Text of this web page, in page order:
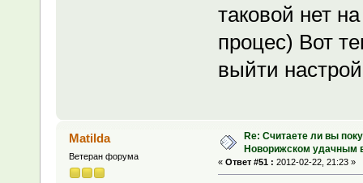
таковой нет
процес) Вот
выйти
Matilda
Ветеран форума
Re: Считаете ли вы
Новорижском удачным
« Ответ #51 : 2012-02-22, 21:23 »